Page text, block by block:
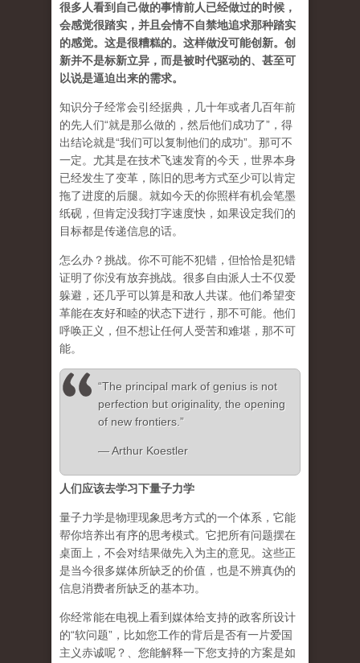
很多人看到自己做的事情前人已经做过的时候，
会感觉很踏实，并且会情不自禁地追求那种踏实
的感觉。这是很糟糕的。这样做没可能创新。创
新并不是标新立异，而是被时代驱动的、甚至可
以说是逼迫出来的需求。
知识分子经常会引经据典，几十年或者几百年前
的先人们“就是那么做的，然后他们成功了”，得
出结论就是“我们可以复制他们的成功”。那可不
一定。尤其是在技术飞速发育的今天，世界本身
已经发生了变革，陈旧的思考方式至少可以肯定
拖了进度的后腿。就如今天的你照样有机会笔墨
纸砚，但肯定没我打字速度快，如果设定我们的
目标都是传递信息的话。
怎么办？挑战。你不可能不犯错，但恰恰是犯错
证明了你没有放弃挑战。很多自由派人士不仅爱
躲避，还几乎可以算是和敌人共谋。他们希望变
革能在友好和睦的状态下进行，那不可能。他们
呼唤正义，但不想让任何人受苦和难堪，那不可
能。
“The principal mark of genius is not
perfection but originality, the opening
of new frontiers.”
― Arthur Koestler
人们应该去学习下量子力学
量子力学是物理现象思考方式的一个体系，它能
帮你培养出有序的思考模式。它把所有问题摆在
桌面上，不会对结果做先入为主的意见。这些正
是当今很多媒体所缺乏的价值，也是不辨真伪的
信息消费者所缺乏的基本功。
你经常能在电视上看到媒体给支持的政客所设计
的“软问题”，比如您工作的背后是否有一片爱国
主义赤诚呢？、您能解释一下您支持的方案是如